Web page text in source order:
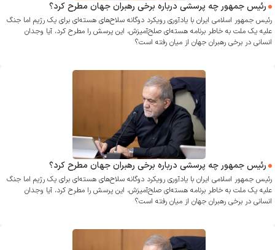
رئیس جمهور چه پرسشی درباره برخی رهبران جهان مطرح کرد؟
رئیس جمهور اسلامی ایران با یادآوری رویکرد دوگانه سلاح‌های هسته‌ای برای یک رژیم اما جنگ
علیه یک ملت به‌ خاطر برنامه هسته‌ای صلح‌آمیزش، این پرسش را مطرح کرد، آیا وجدان
انسانی در برخی رهبران جهان از میان رفته است؟
رئیس جمهور چه پرسشی درباره برخی رهبران جهان مطرح کرد؟
رئیس جمهور اسلامی ایران با یادآوری رویکرد دوگانه سلاح‌های هسته‌ای برای یک رژیم اما جنگ
علیه یک ملت به‌ خاطر برنامه هسته‌ای صلح‌آمیزش، این پرسش را مطرح کرد، آیا وجدان
انسانی در برخی رهبران جهان از میان رفته است؟